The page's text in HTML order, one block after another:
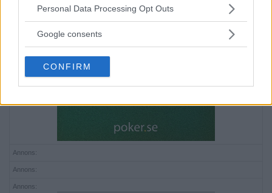
Please note that this website/app uses one or more Google
not limited to your visit or usage behaviour. You may click to
use your data for below specified purposes in below Google
consent section.
Personal Data Processing Opt Outs
Google consents
CONFIRM
Annons:
Annons:
Annons: